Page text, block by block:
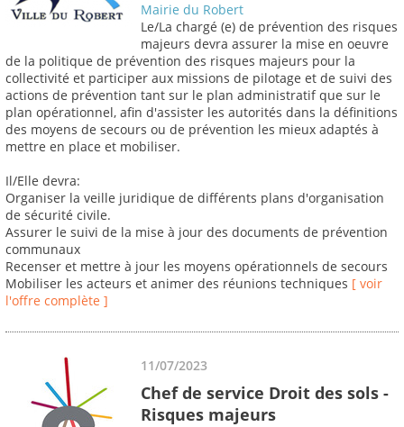
Mairie du Robert
Le/La chargé (e) de prévention des risques
majeurs devra assurer la mise en oeuvre
de la politique de prévention des risques majeurs pour la
collectivité et participer aux missions de pilotage et de suivi des
actions de prévention tant sur le plan administratif que sur le
plan opérationnel, afin d'assister les autorités dans la définitions
des moyens de secours ou de prévention les mieux adaptés à
mettre en place et mobiliser.
Il/Elle devra:
Organiser la veille juridique de différents plans d'organisation
de sécurité civile.
Assurer le suivi de la mise à jour des documents de prévention
communaux
Recenser et mettre à jour les moyens opérationnels de secours
Mobiliser les acteurs et animer des réunions techniques [ voir
l'offre complète ]
11/07/2023
Chef de service Droit des sols -
Risques majeurs